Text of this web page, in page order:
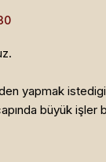
yapmak
büyük